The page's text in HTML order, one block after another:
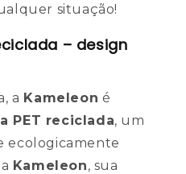
situação!
– design
a Kameleon é
PET reciclada, um
ecologicamente
Kameleon, sua